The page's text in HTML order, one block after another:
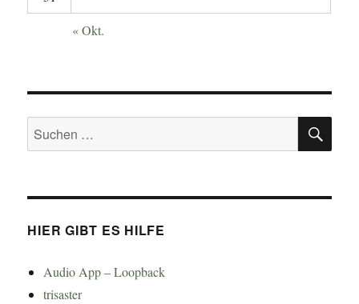
« Okt.
Suchen
nach:
HIER GIBT ES HILFE
Audio App – Loopback
trisaster